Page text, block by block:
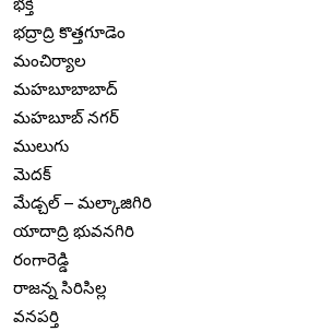
భద్రాద్రి కొత్తగూడెం
మంచిర్యాల
మహబూబాబాద్
మహబూబ్ నగర్
ములుగు
మెదక్
మేడ్చల్ – మల్కాజిగిరి
యాదాద్రి భువనగిరి
రంగారెడ్డి
రాజన్న సిరిసిల్ల
వనపర్తి